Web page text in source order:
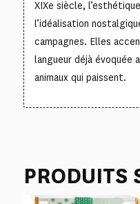
XIXe siècle,
l’idéalisation
campagnes. Elles
langueur déjà évoquée
animaux qui paissent.
PRODUITS